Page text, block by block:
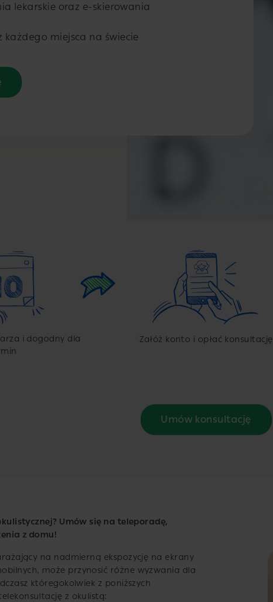
lekarskie oraz e-skierowania
każdego miejsca na świecie
i dogodny dla
Załóż konto i opłać konsultację
Umów konsultację
Umów się na teleporadę,
z domu!
na nadmierną ekspozycję na ekrany
może przynosić różne wyzwania dla
któregokolwiek z poniższych
z okulistą: